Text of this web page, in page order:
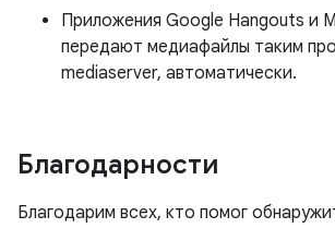
Приложения Google Hangouts и
передают медиафайлы таким
mediaserver, автоматически.
Благодарности
Благодарим всех, кто помог